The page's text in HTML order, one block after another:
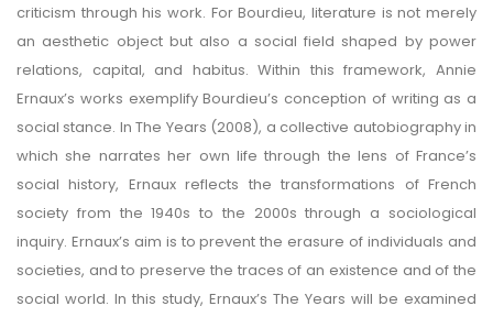
criticism through his work. For Bourdieu, literature is not merely
an aesthetic object but also a social field shaped by power
relations, capital, and habitus. Within this framework, Annie
Ernaux’s works exemplify Bourdieu’s conception of writing as a
social stance. In The Years (2008), a collective autobiography in
which she narrates her own life through the lens of France’s
social history, Ernaux reflects the transformations of French
society from the 1940s to the 2000s through a sociological
inquiry. Ernaux’s aim is to prevent the erasure of individuals and
societies, and to preserve the traces of an existence and of the
social world. In this study, Ernaux’s The Years will be examined